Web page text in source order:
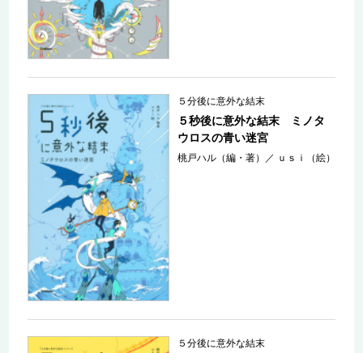
５分後に意外な結末
５秒後に意外な結末 ミノタ
ウロスの青い迷宮
桃戸ハル（編・著） ／ ｕｓｉ（絵）
５分後に意外な結末